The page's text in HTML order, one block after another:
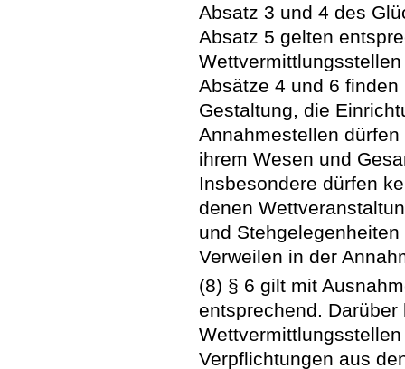
Absatz 3 und 4 des
Absatz 5 gelten
Absätze 4 und 6
Gestaltung, die
Annahmestellen
ihrem Wesen und
Insbesondere dürfen
denen
und
Verweilen in der
(8) § 6 gilt mit
entsprechend.
Verpflichtungen aus